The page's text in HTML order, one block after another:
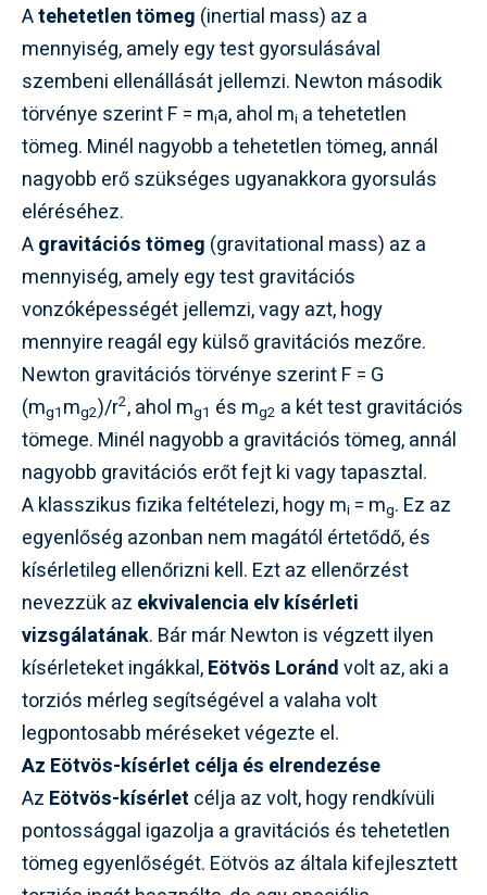
Atehetetlen tömeg (inertial mass) az a
mennyiség, amely egy test gyorsulásával
szembeni ellenállását jellemzi. Newton második
törvénye szerint F = mia, ahol mi a tehetetlen
tömeg. Minél nagyobb a tehetetlen tömeg, annál
nagyobb erő szükséges ugyanakkora gyorsulás
eléréséhez.
Agravitációs tömeg (gravitational mass) az a
mennyiség, amely egy test gravitációs
vonzóképességét jellemzi, vagy azt, hogy
mennyire reagál egy külső gravitációs mezőre.
Newton gravitációs törvénye szerint F = G
(mg1 mg2)/r2, ahol mg1 és mg2 a két test gravitációs
tömege. Minél nagyobb a gravitációs tömeg, annál
nagyobb gravitációs erőt fejt ki vagy tapasztal.
A klasszikus fizika feltételezi, hogy mi = mg. Ez az
egyenlőség azonban nem magától értetődő, és
kísérletileg ellenőrizni kell. Ezt az ellenőrzést
nevezzük az ekvivalencia elv kísérleti
vizsgálatának. Bár már Newton is végzett ilyen
kísérleteket ingákkal,Eötvös Lorándvolt az, aki a
torziós mérleg segítségével a valaha volt
legpontosabb méréseket végezte el.
Az Eötvös-kísérlet célja és elrendezése
Az Eötvös-kísérlet célja az volt, hogy rendkívüli
pontossággal igazolja a gravitációs és tehetetlen
tömeg egyenlőségét. Eötvös az általa kifejlesztett